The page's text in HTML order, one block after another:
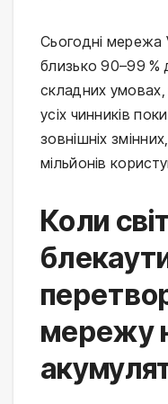
Сьогодні мережа
близько 90–99 %
складних умовах,
усіх чинників
зовнішніх
мільйонів
Коли
мережу